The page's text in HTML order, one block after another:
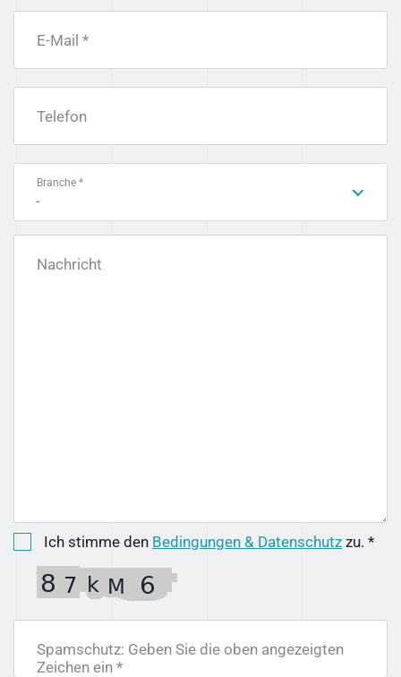
E-Mail *
Telefon
Branche *
-
Nachricht
Ich stimme den Bedingungen & Datenschutz zu. *
Spamschutz: Geben Sie die oben angezeigten
Zeichen ein *